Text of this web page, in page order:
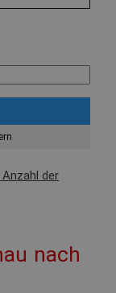
der
nach